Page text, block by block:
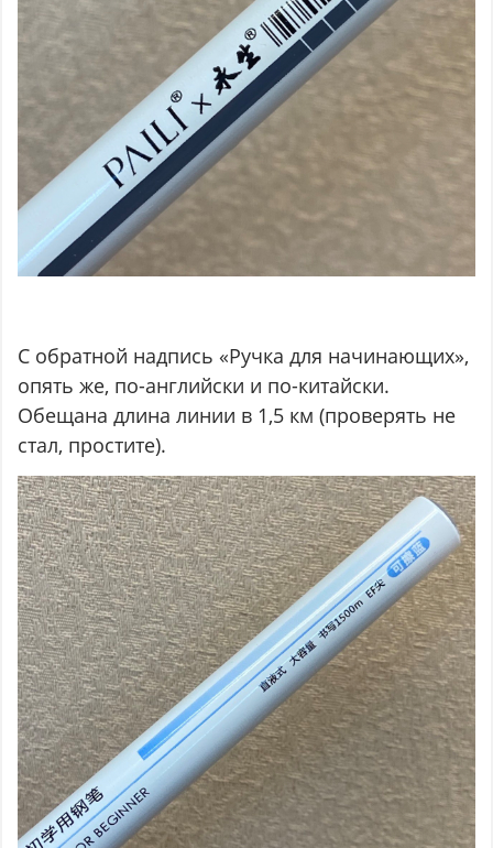
С обратной надпись «Ручка для начинающих»,
опять же, по-английски и по-китайски.
Обещана длина линии в 1,5 км (проверять не
стал, простите).